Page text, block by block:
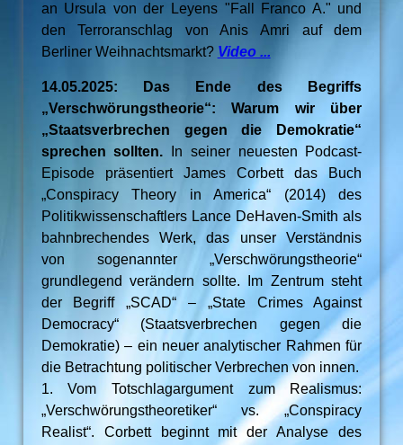
an Ursula von der Leyens "Fall Franco A." und
den Terroranschlag von Anis Amri auf dem
Berliner Weihnachtsmarkt? Video ...
14.05.2025: Das Ende des Begriffs
„Verschwörungstheorie“: Warum wir über
„Staatsverbrechen gegen die Demokratie“
sprechen sollten. In seiner neuesten Podcast-
Episode präsentiert James Corbett das Buch
„Conspiracy Theory in America“ (2014) des
Politikwissenschaftlers Lance DeHaven-Smith als
bahnbrechendes Werk, das unser Verständnis
von sogenannter „Verschwörungstheorie“
grundlegend verändern sollte. Im Zentrum steht
der Begriff „SCAD“ – „State Crimes Against
Democracy“ (Staatsverbrechen gegen die
Demokratie) – ein neuer analytischer Rahmen für
die Betrachtung politischer Verbrechen von innen.
1. Vom Totschlagargument zum Realismus:
„Verschwörungstheoretiker“ vs. „Conspiracy
Realist“. Corbett beginnt mit der Analyse des